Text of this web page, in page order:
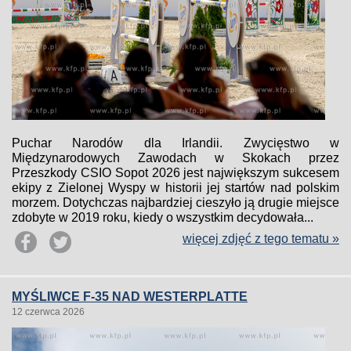
Puchar Narodów dla Irlandii. Zwycięstwo w
Międzynarodowych Zawodach w Skokach przez
Przeszkody CSIO Sopot 2026 jest największym sukcesem
ekipy z Zielonej Wyspy w historii jej startów nad polskim
morzem. Dotychczas najbardziej cieszyło ją drugie miejsce
zdobyte w 2019 roku, kiedy o wszystkim decydowała...
więcej zdjęć z tego tematu »
MYŚLIWCE F-35 NAD WESTERPLATTE
12 czerwca 2026